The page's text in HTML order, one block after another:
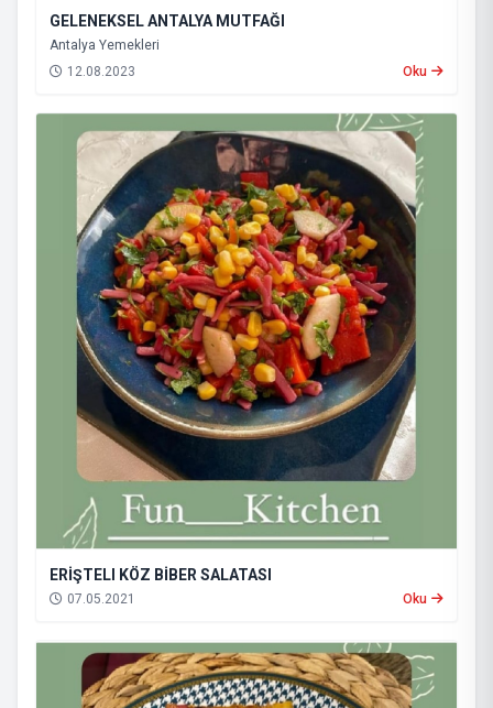
GELENEKSEL ANTALYA MUTFAĞI
Antalya Yemekleri
12.08.2023
Oku
ERİŞTELI KÖZ BİBER SALATASI
07.05.2021 Oku